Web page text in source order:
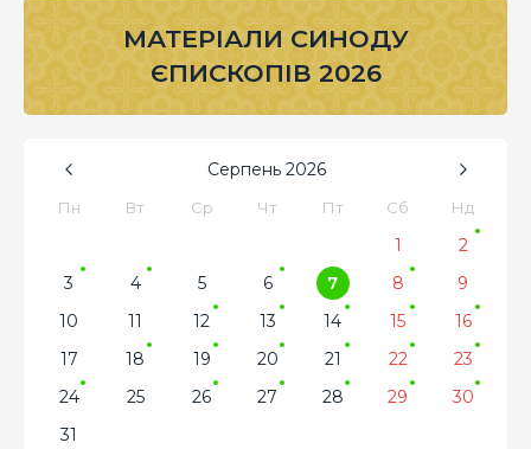
МАТЕРІАЛИ СИНОДУ
ЄПИСКОПІВ 2026
Серпень 2026
Пн Вт Ср Чт Пт Сб Нд
1
2
3
4 5 6 7 8
9
10
11 12 13 14 15
16
17
18 19 20 21 22
23
24
25 26 27 28 29
30
31